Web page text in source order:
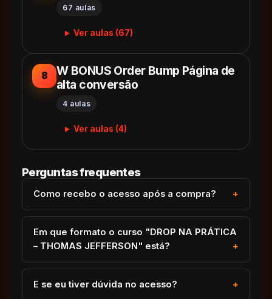
67 aulas
Ver aulas (67)
8
W BONUS Order Bump Página de
alta conversão
4 aulas
Ver aulas (4)
Perguntas frequentes
Como recebo o acesso após a compra?
Em que formato o curso "DROP NA PRÁTICA
– THOMAS JEFFERSON" está?
E se eu tiver dúvida no acesso?